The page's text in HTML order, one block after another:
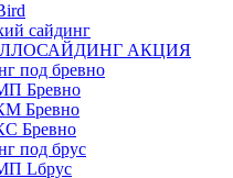
сайдинг
АКЦИЯ
под бревно
Бревно
Бревно
Бревно
под брус
Lбрус